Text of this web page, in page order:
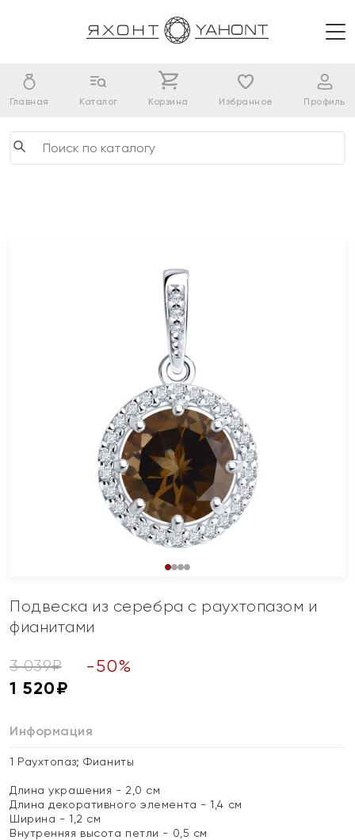
Главная Каталог Корзина Избранное Профиль
Подвеска из серебра с раухтопазом и
фианитами
3 039₽ -50%
1 520₽
Информация
1 Раухтопаз; Фианиты
Длина украшения - 2,0 см
Длина декоративного элемента - 1,4 см
Ширина - 1,2 см
Внутренняя высота петли - 0,5 см